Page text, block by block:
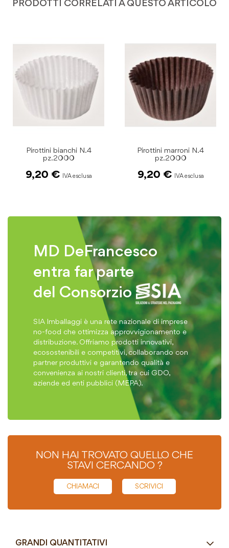
PRODOTTI CORRELATI A QUESTO ARTICOLO
Pirottini marroni N.4
pz.2000
9,20 €
Pirottini bianchi N.5
pz.2000
10,90 €
MD DeFrancesco
entra far parte
del Consorzio
SIA Imballaggi è una rete nazionale di imprese
no-food che ottimizza approvvigionamento e
distribuzione. Offriamo prodotti innovativi,
ecosostenibili e competitivi, collaborando con
partner produttivi e garantendo qualità e
convenienza ai nostri clienti, tra cui GDO,
aziende ed enti pubblici (MEPA).
NON HAI TROVATO QUELLO CHE
STAVI CERCANDO ?
CHIAMACI SCRIVICI
GRANDI QUANTITATIVI